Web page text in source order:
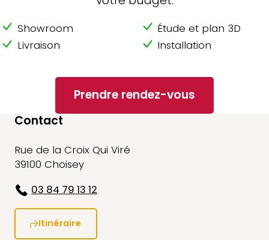
Showroom
Étude et plan 3D
Livraison
Installation
Prendre rendez-vous
Contact
Rue de la Croix Qui Viré
39100 Choisey
03 84 79 13 12
Itinéraire